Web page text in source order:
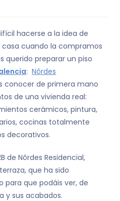
hacerse a la idea de
cuando la compramos
querido preparar un piso
:Nôrdes
conocer de primera mano
de una vivienda real:
cerámicos, pintura,
cocinas totalmente
decorativos.
de Nôrdes Residencial,
que ha sido
para que podáis ver, de
y sus acabados.